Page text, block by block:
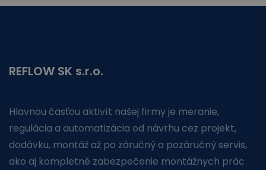
REFLOW SK s.r.o.
Hlavnou časťou aktivít našej firmy je meranie,
regulácia a automatizácia od návrhu cez projekt,
dodávku, montáž až po záručný a pozáručný servis,
ako aj kompletné zabezpečenie montážnych prác